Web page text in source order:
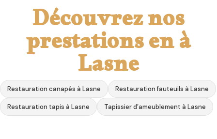
Découvrez nos
prestations en à
Lasne
Restauration canapés à Lasne Restauration fauteuils à Lasne
Restauration tapis à Lasne Tapissier d’ameublement à Lasne